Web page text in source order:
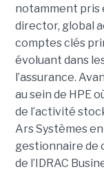
notamment pris
director, global
comptes clés
évoluant dans
l’assurance.
au sein de HPE
de l’activité
Ars Systèmes
gestionnaire de
de l’IDRAC